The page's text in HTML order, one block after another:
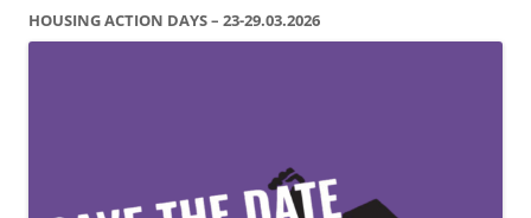
HOUSING ACTION DAYS – 23-29.03.2026